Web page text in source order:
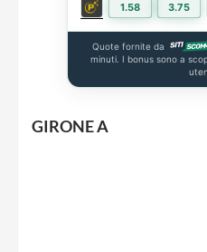
1.58 3.75
Quote fornite da
minuti. I bonus sono a
GIRONE A